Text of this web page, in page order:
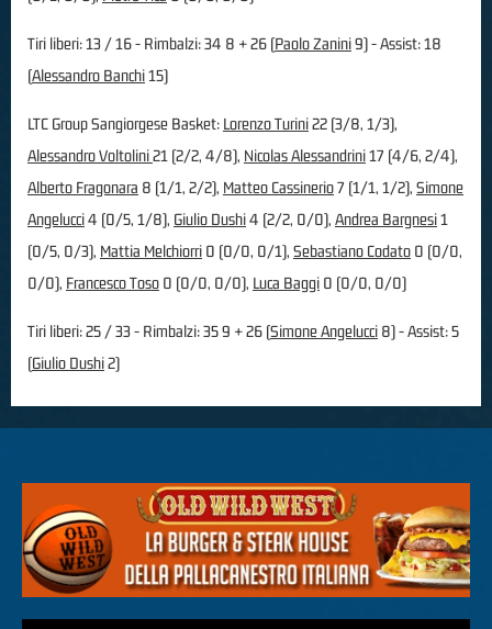
Tiri liberi: 13 / 16 - Rimbalzi: 34 8 + 26 (Paolo Zanini9) - Assist: 18
(Alessandro Banchi15)
LTC Group Sangiorgese Basket: Lorenzo Turini22 (3/8, 1/3),
Alessandro Voltolini21 (2/2, 4/8), Nicolas Alessandrini17 (4/6, 2/4),
Alberto Fragonara 8 (1/1, 2/2), Matteo Cassinerio7 (1/1, 1/2), Simone
Angelucci4 (0/5, 1/8), Giulio Dushi4 (2/2, 0/0), Andrea Bargnesi1
(0/5, 0/3), Mattia Melchiorri 0 (0/0, 0/1), Sebastiano Codato 0 (0/0,
0/0), Francesco Toso 0 (0/0, 0/0), Luca Baggi 0 (0/0, 0/0)
Tiri liberi: 25 / 33 - Rimbalzi: 35 9 + 26 (Simone Angelucci 8) - Assist: 5
(Giulio Dushi2)